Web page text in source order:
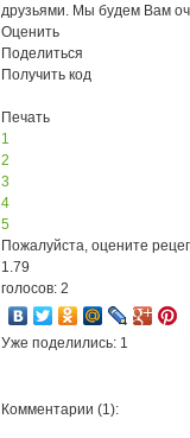
друзьями. Мы будем Вам
Оценить
Поделиться
Получить код
Печать
1
2
3
4
5
Пожалуйста, оцените
1.79
голосов: 2
Уже поделились: 1
Комментарии (1):